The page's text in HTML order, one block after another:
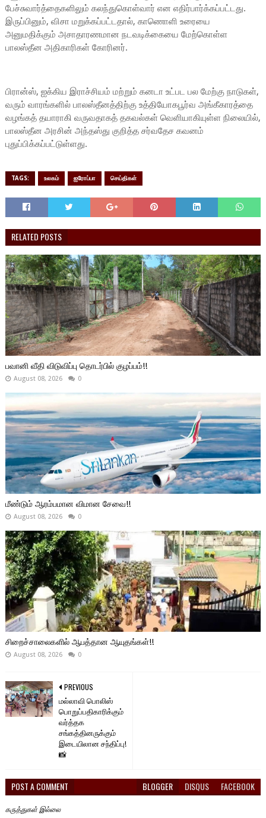
பேச்சுவார்த்தைகளிலும் கலந்துகொள்வார் என எதிர்பார்க்கப்பட்டது.
இருப்பினும், விசா மறுக்கப்பட்டதால், காணொளி உரையை
அனுமதிக்கும் அசாதாரணமான நடவடிக்கையை மேற்கொள்ள
பாலஸ்தீன அதிகாரிகள் கோரினர்.
​பிரான்ஸ், ஐக்கிய இராச்சியம் மற்றும் கனடா உட்பட பல மேற்கு நாடுகள்,
வரும் வாரங்களில் பாலஸ்தீனத்திற்கு உத்தியோகபூர்வ அங்கீகாரத்தை
வழங்கத் தயாராகி வருவதாகத் தகவல்கள் வெளியாகியுள்ள நிலையில்,
பாலஸ்தீன அரசின் அந்தஸ்து குறித்த சர்வதேச கவனம்
புதுப்பிக்கப்பட்டுள்ளது.
TAGS: உலகம் ஐரோப்பா செய்திகள்
RELATED POSTS
பவானி வீதி விடுவிப்பு தொடர்பில் குழப்பம்!!
August 08, 2026 0
மீண்டும் ஆரம்பமான விமான சேவை!!
August 08, 2026 0
சிறைச்சாலைகளில் ஆபத்தான ஆயுதங்கள்!!
August 08, 2026 0
PREVIOUS
மல்லாவி பொலிஸ்
பொறுப்பதிகாரிக்கும்
வர்த்தக
சங்கத்தினருக்கும்
இடையிலான சந்திப்பு!
📸
POST A COMMENT BLOGGER DISQUS FACEBOOK
கருத்துகள் இல்லை